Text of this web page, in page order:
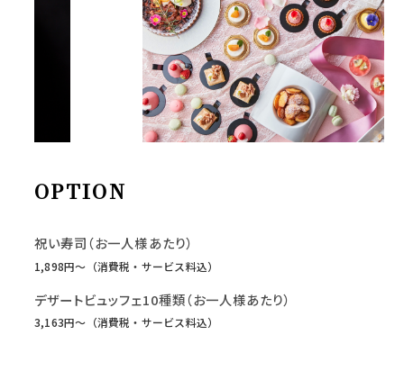
OPTION
祝い寿司（お一人様あたり）
1,898円〜（消費税・サービス料込）
デザートビュッフェ10種類（お一人様あたり）
3,163円〜（消費税・サービス料込）